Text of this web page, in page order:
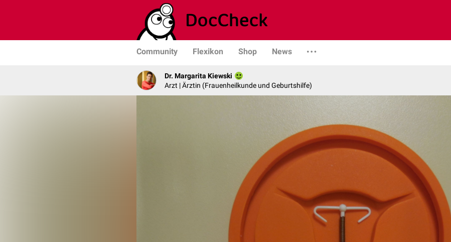
Community Flexikon Shop News
Dr. Margarita Kiewski
Arzt | Ärztin (Frauenheilkunde und Geburtshilfe)